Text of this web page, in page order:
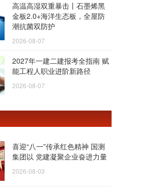
高温高湿双重暴击丨石墨烯黑
金板2.0+海洋生态板，全屋防
潮抗菌双防护
2026-08-07
2027年一建二建报考全指南 赋
能工程人职业进阶新路径
2026-08-07
喜迎“八一”传承红色精神 国测
集团以 党建凝聚企业奋进力量
2026-08-03